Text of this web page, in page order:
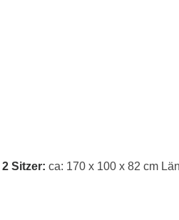
2 Sitzer: ca: 170 x 100 x 82 cm